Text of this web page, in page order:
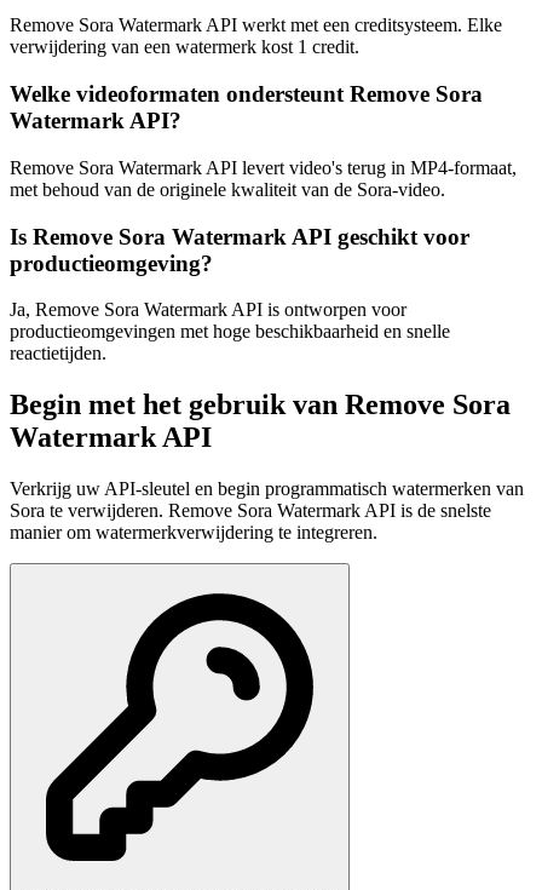
Remove Sora Watermark API werkt met een creditsysteem. Elke
verwijdering van een watermerk kost 1 credit.
Welke videoformaten ondersteunt Remove Sora
Watermark API?
Remove Sora Watermark API levert video's terug in MP4-formaat,
met behoud van de originele kwaliteit van de Sora-video.
Is Remove Sora Watermark API geschikt voor
productieomgeving?
Ja, Remove Sora Watermark API is ontworpen voor
productieomgevingen met hoge beschikbaarheid en snelle
reactietijden.
Begin met het gebruik van Remove Sora
Watermark API
Verkrijg uw API-sleutel en begin programmatisch watermerken van
Sora te verwijderen. Remove Sora Watermark API is de snelste
manier om watermerkverwijdering te integreren.